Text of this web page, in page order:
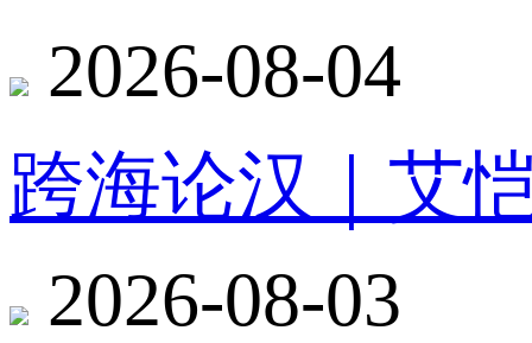
2026-08-04
跨海论汉｜艾
2026-08-03